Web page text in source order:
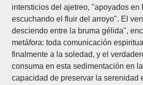
intersticios del ajetreo, "apoyados en
escuchando el fluir del arroyo". El
desciendo entre la bruma gélida",
metáfora: toda comunicación
finalmente a la soledad, y el
consuma en esta sedimentación en
capacidad de preservar la serenidad